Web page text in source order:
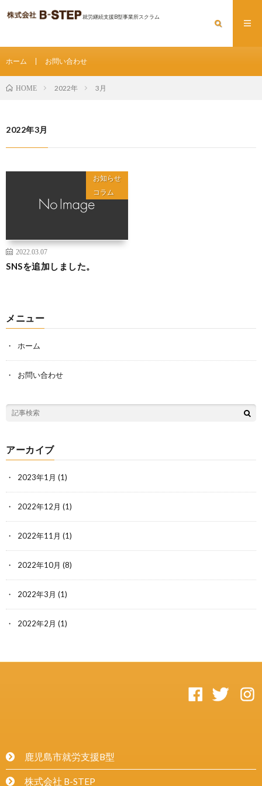
就労継続支援B型事業所スクラム
ホーム お問い合わせ
HOME 2022年 3月
2022年3月
お知らせ
コラム
2022.03.07
SNSを追加しました。
メニュー
ホーム
お問い合わせ
アーカイブ
2023年1月 (1)
2022年12月 (1)
2022年11月 (1)
2022年10月 (8)
2022年3月 (1)
2022年2月 (1)
鹿児島市就労支援B型
株式会社 B-STEP